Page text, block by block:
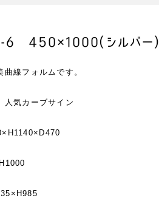
6 450×1000(シルバー)
線フォルムです。
人気カーブサイン